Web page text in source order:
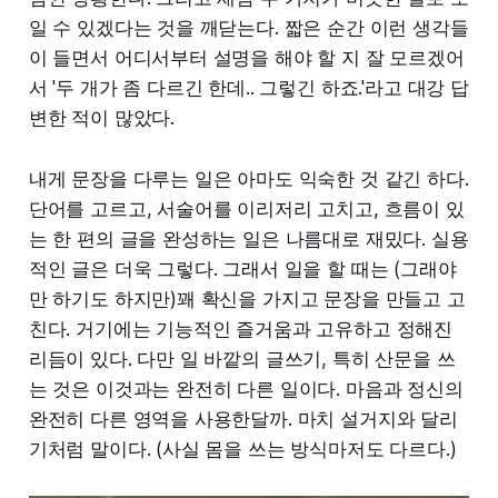
일 수 있겠다는 것을 깨닫는다. 짧은 순간 이런 생각들
이 들면서 어디서부터 설명을 해야 할 지 잘 모르겠어
서 '두 개가 좀 다르긴 한데.. 그렇긴 하죠.'라고 대강 답
변한 적이 많았다.
내게 문장을 다루는 일은 아마도 익숙한 것 같긴 하다.
단어를 고르고, 서술어를 이리저리 고치고, 흐름이 있
는 한 편의 글을 완성하는 일은 나름대로 재밌다. 실용
적인 글은 더욱 그렇다. 그래서 일을 할 때는 (그래야
만 하기도 하지만)꽤 확신을 가지고 문장을 만들고 고
친다. 거기에는 기능적인 즐거움과 고유하고 정해진
리듬이 있다. 다만 일 바깥의 글쓰기, 특히 산문을 쓰
는 것은 이것과는 완전히 다른 일이다. 마음과 정신의
완전히 다른 영역을 사용한달까. 마치 설거지와 달리
기처럼 말이다. (사실 몸을 쓰는 방식마저도 다르다.)